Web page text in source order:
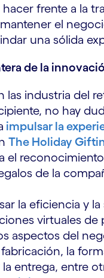
frente a la
el
una sólida
de la
las industria del
no hay
impulsar la
The Holiday
el
de la
la eficiencia y
virtuales de
aspectos del
la
entrega, entre